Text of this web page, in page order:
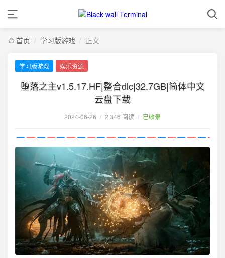
首页 / 学习版游戏 / 正文
学习版游戏 娱乐资源
堕落之主v1.5.17.HF|整合dlc|32.7GB|简体中文
云盘下载
2024-06-26 / 2,346 阅读 / 已收录